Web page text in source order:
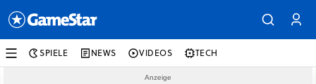
SPIELE NEWS VIDEOS TECH